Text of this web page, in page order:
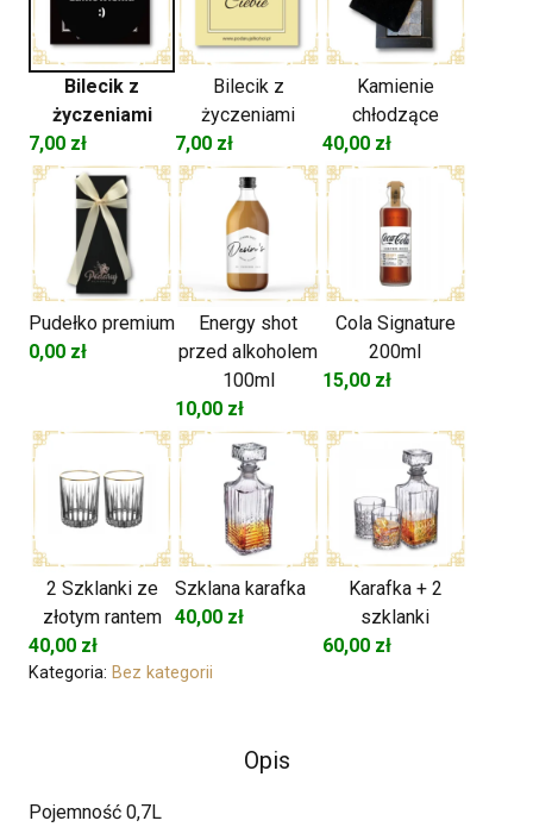
Bilecik z
życzeniami
7,00 zł
Bilecik z
życzeniami
7,00 zł
Kamienie
chłodzące
40,00 zł
Pudełko premium
0,00 zł
Energy shot
przed alkoholem
100ml
10,00 zł
Cola Signature
200ml
15,00 zł
2 Szklanki ze
złotym rantem
40,00 zł
Szklana karafka
40,00 zł
Karafka + 2
szklanki
60,00 zł
Kategoria: Bez kategorii
Opis
Pojemność 0,7L